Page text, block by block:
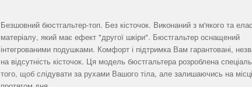
Безшовний бюстгальтер-топ. Без кісточок. Виконаний з м'якого та
матеріалу, який має ефект "другої шкіри". Бюстгальтер оснащений
інтегрованими подушками. Комфорт і підтримка Вам гарантовані,
на відсутність кісточок. Ця модель бюстгальтера розроблена
того, щоб слідувати за рухами Вашого тіла, але залишаючись на місці